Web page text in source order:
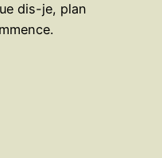
dis-je, plan